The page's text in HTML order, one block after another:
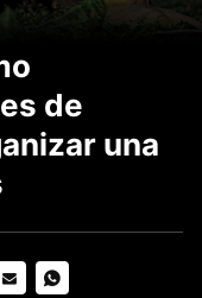
de
una